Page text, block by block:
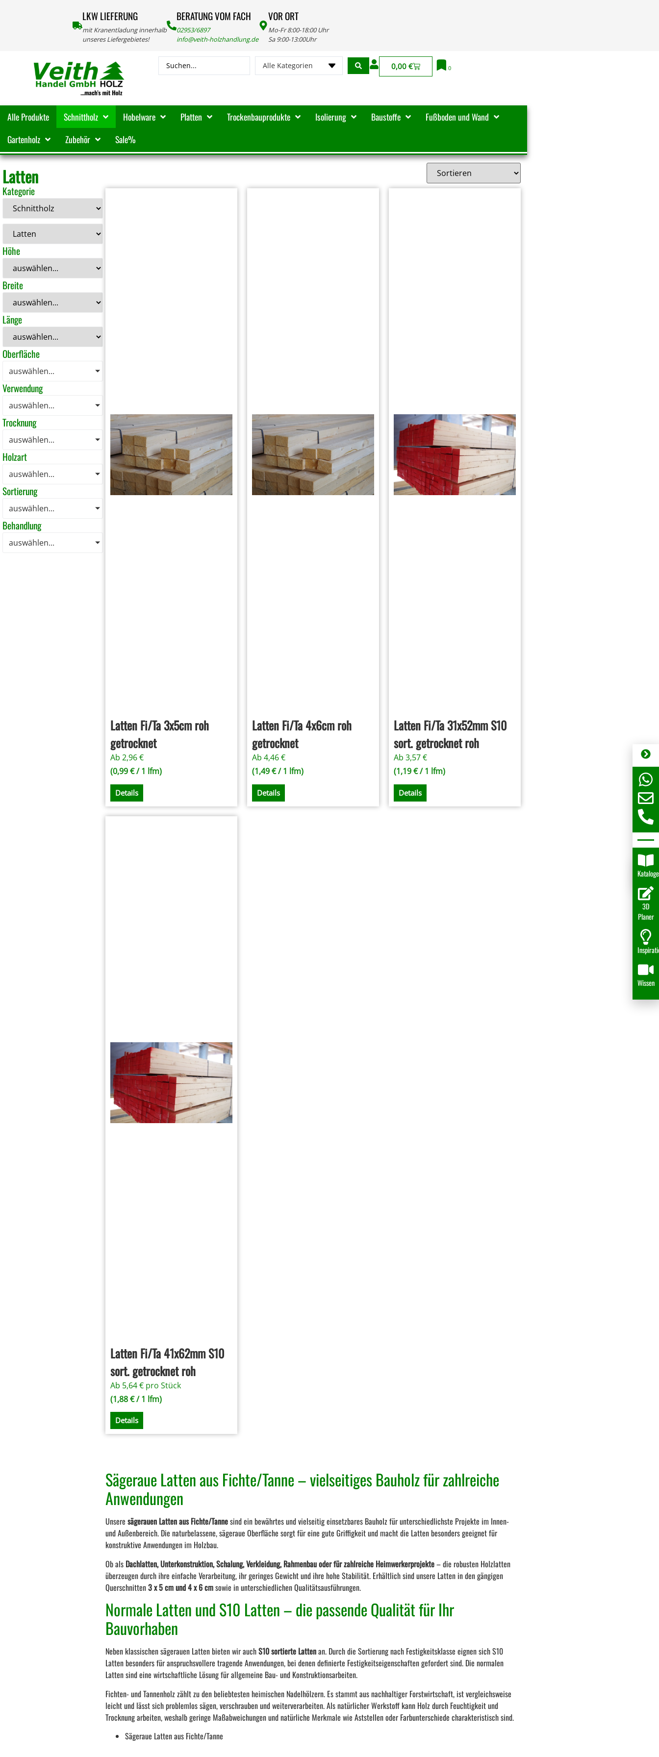
LKW LIEFERUNG
mit Kranentladung innerhalb
unseres Liefergebietes!
BERATUNG VOM FACH
02953/6897
info@veith-holzhandlung.de
VOR ORT
Mo-Fr 8:00-18:00 Uhr
Sa 9:00-13:00Uhr
Alle Kategorien 0,00 € 0
Alle Produkte Schnittholz Hobelware Platten Trockenbauprodukte Isolierung Baustoffe
Fußboden und Wand
Gartenholz
Zubehör Sale%
Latten
Kategorie
Höhe
Breite
Länge
Oberfläche
auswählen...
Verwendung
auswählen...
Trocknung
auswählen...
Holzart
auswählen...
Sortierung
auswählen...
Behandlung
auswählen...
Latten Fi/Ta 3x5cm roh
getrocknet
Ab 2,96€
(0,99€/ 1 lfm)
Details
Latten Fi/Ta 4x6cm roh
getrocknet
Ab 4,46€
(1,49€/ 1 lfm)
Details
Latten Fi/Ta 31x52mm S10
sort. getrocknet roh
Ab 3,57€
(1,19€/ 1 lfm)
Details
Latten Fi/Ta 41x62mm S10
sort. getrocknet roh
Ab 5,64€ pro Stück
(1,88€/ 1 lfm)
Details
Sägeraue Latten aus Fichte/Tanne – vielseitiges Bauholz für zahlreiche
Anwendungen
Unseresägerauen Latten aus Fichte/Tannesind ein bewährtes und vielseitig einsetzbares Bauholz für unterschiedlichste Projekte im Innen-
und Außenbereich. Die naturbelassene, sägeraue Oberfläche sorgt für eine gute Griffigkeit und macht die Latten besonders geeignet für
konstruktive Anwendungen im Holzbau.
Ob als Dachlatten, Unterkonstruktion, Schalung, Verkleidung, Rahmenbau oder für zahlreiche Heimwerkerprojekte– die robusten Holzlatten
überzeugen durch ihre einfache Verarbeitung, ihr geringes Gewicht und ihre hohe Stabilität. Erhältlich sind unsere Latten in den gängigen
Querschnitten3 x 5 cm und 4 x 6 cmsowie in unterschiedlichen Qualitätsausführungen.
Normale Latten und S10 Latten – die passende Qualität für Ihr
Bauvorhaben
Neben klassischen sägerauen Latten bieten wir auchS10 sortierte Lattenan. Durch die Sortierung nach Festigkeitsklasse eignen sich S10
Latten besonders für anspruchsvollere tragende Anwendungen, bei denen definierte Festigkeitseigenschaften gefordert sind. Die normalen
Latten sind eine wirtschaftliche Lösung für allgemeine Bau- und Konstruktionsarbeiten.
Fichten- und Tannenholz zählt zu den beliebtesten heimischen Nadelhölzern. Es stammt aus nachhaltiger Forstwirtschaft, ist vergleichsweise
leicht und lässt sich problemlos sägen, verschrauben und weiterverarbeiten. Als natürlicher Werkstoff kann Holz durch Feuchtigkeit und
Trocknung arbeiten, weshalb geringe Maßabweichungen und natürliche Merkmale wie Aststellen oder Farbunterschiede charakteristisch sind.
Sägeraue Latten aus Fichte/Tanne
Kataloge
3D
Planer
Wissen